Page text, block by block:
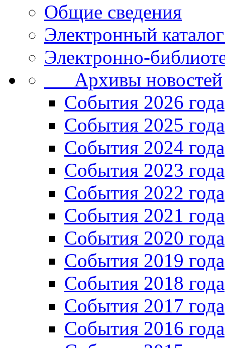
Общие сведения
Электронный
Электронно-
Архивы новостей
Cобытия 2026 года
События 2025 года
События 2024 года
События 2023 года
Cобытия 2022 года
Cобытия 2021 года
События 2020 года
События 2019 года
События 2018 года
События 2017 года
События 2016 года